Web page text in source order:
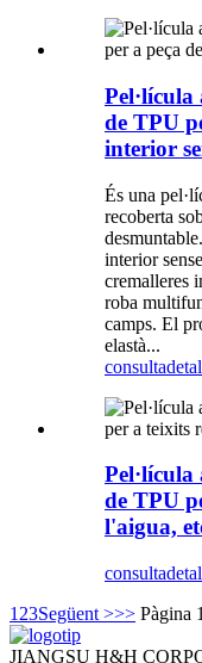
Pel·lícula
de TPU
interior
És una
recoberta
interior
cremalleres
roba
camps. El
elastà...
consulta
Pel·lícula
de TPU
l'aigua,
consulta
1 23Següent >>> Pàgina
JIANGSU H&H